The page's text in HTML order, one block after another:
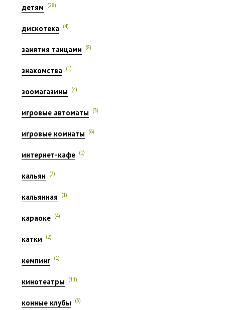
детям (28)
дискотека (4)
занятия танцами (8)
знакомства (1)
зоомагазины (4)
игровые автоматы (3)
игровые комнаты (6)
интернет-кафе (1)
кальян (7)
кальянная (1)
караоке (4)
катки (2)
кемпинг (1)
кинотеатры (11)
конные клубы (3)